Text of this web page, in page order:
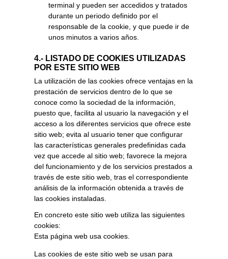
terminal y pueden ser accedidos y tratados
durante un periodo definido por el
responsable de la cookie, y que puede ir de
unos minutos a varios años.
4.- LISTADO DE COOKIES UTILIZADAS
POR ESTE SITIO WEB
La utilización de las cookies ofrece ventajas en la
prestación de servicios dentro de lo que se
conoce como la sociedad de la información,
puesto que, facilita al usuario la navegación y el
acceso a los diferentes servicios que ofrece este
sitio web; evita al usuario tener que configurar
las características generales predefinidas cada
vez que accede al sitio web; favorece la mejora
del funcionamiento y de los servicios prestados a
través de este sitio web, tras el correspondiente
análisis de la información obtenida a través de
las cookies instaladas.
En concreto este sitio web utiliza las siguientes
cookies:
Esta página web usa cookies.
Las cookies de este sitio web se usan para